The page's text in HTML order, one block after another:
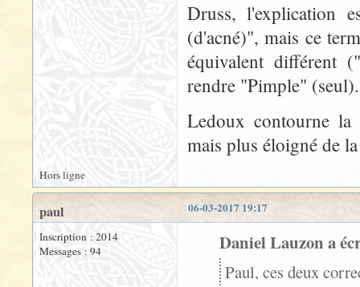
Druss, l'explication
(d'acné)", mais ce
équivalent différent
rendre "Pimple" (seul).
Ledoux contourne
mais plus éloigné de
Hors ligne
06-03-2017 19:17
paul
Inscription : 2014
Messages : 94
Daniel Lauzon a
Paul, ces deux